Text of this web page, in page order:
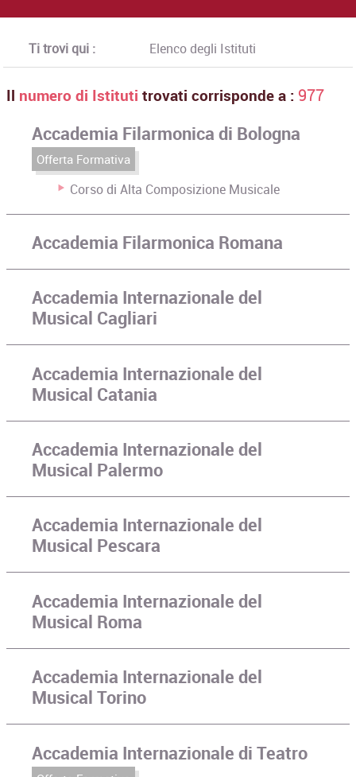
Ti trovi qui : Elenco degli Istituti
Il numero di Istituti trovati corrisponde a : 977
Accademia Filarmonica di Bologna
Offerta Formativa
Corso di Alta Composizione Musicale
Accademia Filarmonica Romana
Accademia Internazionale del
Musical Cagliari
Accademia Internazionale del
Musical Catania
Accademia Internazionale del
Musical Palermo
Accademia Internazionale del
Musical Pescara
Accademia Internazionale del
Musical Roma
Accademia Internazionale del
Musical Torino
Accademia Internazionale di Teatro